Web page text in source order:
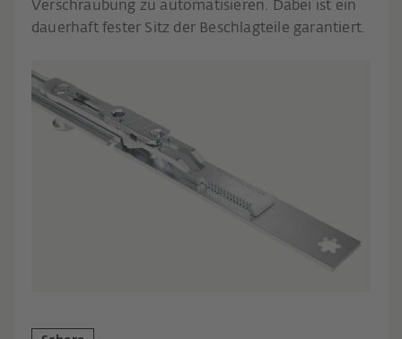
Verschraubung zu automatisieren. Dabei ist ein
dauerhaft fester Sitz der Beschlagteile garantiert.